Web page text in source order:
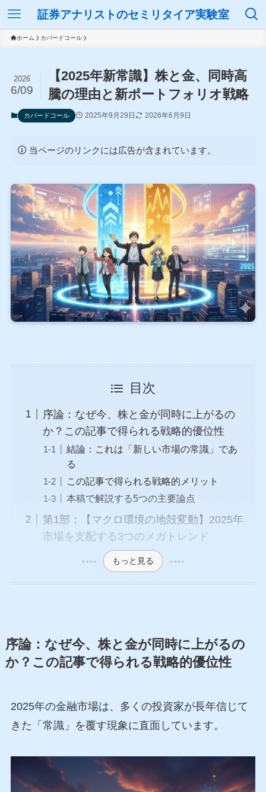
証券アナリストのセミリタイア実験室
ホーム カバードコール
【2025年新常識】株と金、同時高
騰の理由と新ポートフォリオ戦略
2026
6/09
カバードコール 2025年9月29日 2026年6月9日
当ページのリンクには広告が含まれています。
目次
序論：なぜ今、株と金が同時に上がるの
か？この記事で得られる戦略的優位性
結論：これは「新しい市場の常識」であ
る
この記事で得られる戦略的メリット
本稿で解説する5つの主要論点
第1部：【マクロ環境の地殻変動】2025年
市場を支配する3つのメガトレンド
もっと見る
序論：なぜ今、株と金が同時に上がるの
か？この記事で得られる戦略的優位性
2025年の金融市場は、多くの投資家が長年信じて
きた「常識」を覆す現象に直面しています。